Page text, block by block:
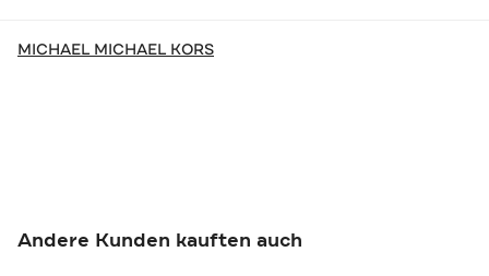
MICHAEL MICHAEL KORS
Andere Kunden kauften auch